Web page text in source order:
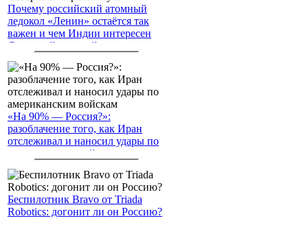
Почему российский атомный
ледокол «Ленин» остаётся так
важен и чем Индии интересен
Северный морской путь
«На 90% — Россия?»:
разоблачение того, как Иран
отслеживал и наносил удары по
американским войскам
Беспилотник Bravo от Triada
Robotics: догонит ли он Россию?